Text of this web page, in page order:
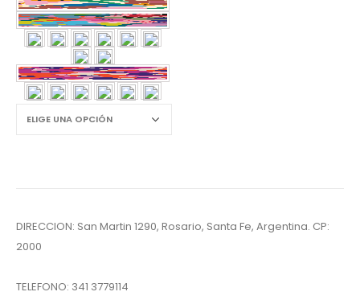
DIRECCION: San Martin 1290, Rosario, Santa Fe, Argentina. CP:
2000
TELEFONO: 341 3779114